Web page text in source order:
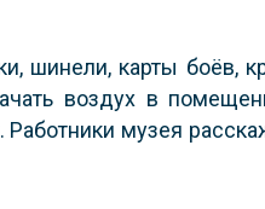
шинели, карты боёв,
воздух в
музея